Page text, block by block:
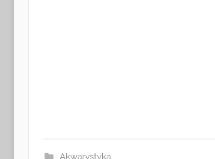
Akwarystyka